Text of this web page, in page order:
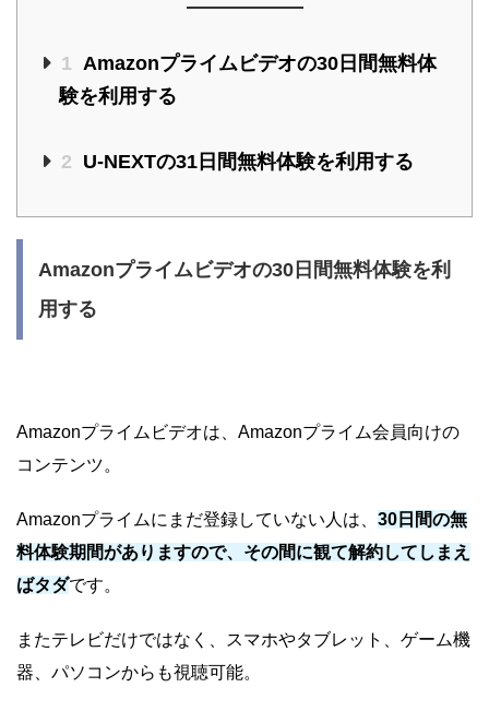
1 Amazonプライムビデオの30日間無料体
験を利用する
2 U-NEXTの31日間無料体験を利用する
Amazonプライムビデオの30日間無料体験を利
用する
Amazonプライムビデオは、Amazonプライム会員向けの
コンテンツ。
Amazonプライムにまだ登録していない人は、 30日間の無
料体験期間がありますので、その間に観て解約してしまえ
ばタダです。
またテレビだけではなく、スマホやタブレット、ゲーム機
器、パソコンからも視聴可能。